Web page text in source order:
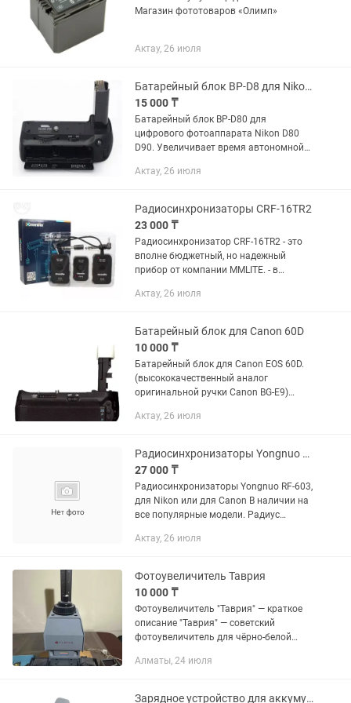
Магазин фототоваров «Олимп»
Актау, 26 июля
Батарейный блок BP-D8 для Nikon D80/D90
15 000 ₸
Батарейный блок BP-D80 для
цифрового фотоаппарата Nikon D80
D90. Увеличивает время автономной
рукоятки батарейного блока позволяет
Актау, 26 июля
Радиосинхронизаторы CRF-16TR2
23 000 ₸
Радиосинхронизатор CRF-16TR2 - это
вполне бюджетный, но надежный
прибор от компании MMLITE. - в
- рабочая частота 433 Мгц, 16-каналов
Актау, 26 июля
Батарейный блок для Canon 60D
10 000 ₸
Батарейный блок для Canon EOS 60D.
(высококачественный аналог
оригинальной ручки Canon BG-E9)
цифровых фотоаппаратов Canon EOS
функциональным...
Актау, 26 июля
Радиосинхронизаторы Yongnuo RF-603 N1 N2 N3 C1 C3
27 000 ₸
Радиосинхронизаторы Yongnuo RF-603,
для Nikon или для Сanon В наличии на
все популярные модели. Радиус
Один синхронизатор работает и как
Актау, 26 июля
Фотоувеличитель Таврия
10 000 ₸
Фотоувеличитель "Таврия" — краткое
описание "Таврия" — советский
фотоувеличитель для чёрно-белой
мм. Предназначен для использования
Алматы, 24 июля
Зарядное устройство для аккумуляторов NP-FZ100